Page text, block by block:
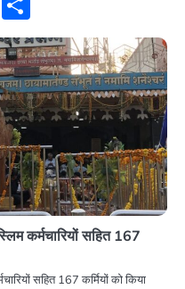
कर्मचारियों सहित 167
सहित 167 कर्मियों को किया